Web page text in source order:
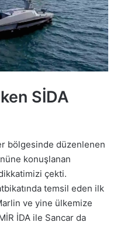
SİDA
bölgesinde düzenlenen
konuşlanan
çekti.
temsil eden ilk
ve yine ülkemize
İDA ile Sancar da